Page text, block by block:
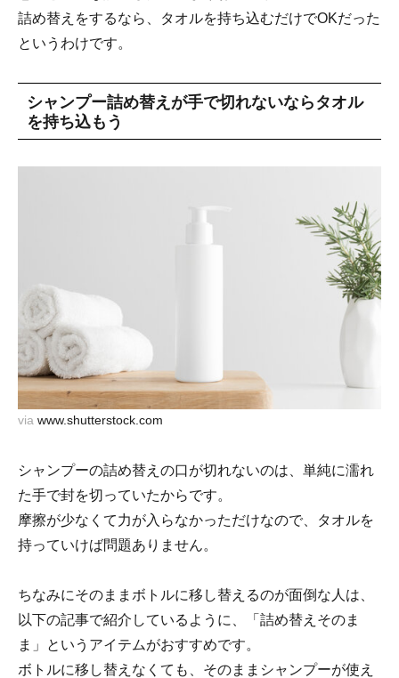
詰め替えをするなら、タオルを持ち込むだけでOKだった
というわけです。
シャンプー詰め替えが手で切れないならタオル
を持ち込もう
via www.shutterstock.com
シャンプーの詰め替えの口が切れないのは、単純に濡れ
た手で封を切っていたからです。
摩擦が少なくて力が入らなかっただけなので、タオルを
持っていけば問題ありません。
ちなみにそのままボトルに移し替えるのが面倒な人は、
以下の記事で紹介しているように、「詰め替えそのま
ま」というアイテムがおすすめです。
ボトルに移し替えなくても、そのままシャンプーが使え